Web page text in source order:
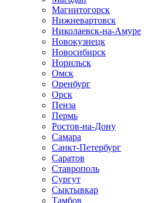
Магнитогорск
Нижневартовск
Николаевск-на-Амуре
Новокузнецк
Новосибирск
Норильск
Омск
Оренбург
Орск
Пенза
Пермь
Ростов-на-Дону
Самара
Санкт-Петербург
Саратов
Ставрополь
Сургут
Сыктывкар
Тамбов